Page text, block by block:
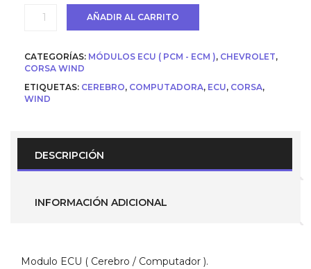
USD
$ 500.
USD
$ 400.
/
Computador
para
Chevrolet
AÑADIR AL CARRITO
CATEGORÍAS: MÓDULOS ECU ( PCM - ECM ), CHEVROLET,
CORSA WIND
ETIQUETAS: CEREBRO, COMPUTADORA, ECU, CORSA,
WIND
DESCRIPCIÓN
INFORMACIÓN ADICIONAL
Modulo ECU ( Cerebro / Computador ).